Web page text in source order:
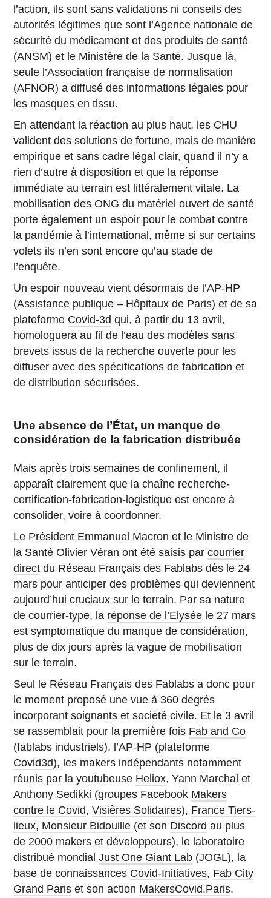
l’action, ils sont sans validations ni conseils des
autorités légitimes que sont l’Agence nationale de
sécurité du médicament et des produits de santé
(ANSM) et le Ministère de la Santé. Jusque là,
seule l’Association française de normalisation
(AFNOR) a diffusé des informations légales pour
les masques en tissu.
En attendant la réaction au plus haut, les CHU
valident des solutions de fortune, mais de manière
empirique et sans cadre légal clair, quand il n’y a
rien d’autre à disposition et que la réponse
immédiate au terrain est littéralement vitale. La
mobilisation des ONG du matériel ouvert de santé
porte également un espoir pour le combat contre
la pandémie à l’international, même si sur certains
volets ils n’en sont encore qu’au stade de
l’enquête.
Un espoir nouveau vient désormais de l’AP-HP
(Assistance publique – Hôpitaux de Paris) et de sa
plateforme Covid-3d qui, à partir du 13 avril,
homologuera au fil de l’eau des modèles sans
brevets issus de la recherche ouverte pour les
diffuser avec des spécifications de fabrication et
de distribution sécurisées.
Une absence de l’État, un manque de
considération de la fabrication distribuée
Mais après trois semaines de confinement, il
apparaît clairement que la chaîne recherche-
certification-fabrication-logistique est encore à
consolider, voire à coordonner.
Le Président Emmanuel Macron et le Ministre de
la Santé Olivier Véran ont été saisis parcourrier
direct du Réseau Français des Fablabs dès le 24
mars pour anticiper des problèmes qui deviennent
aujourd’hui cruciaux sur le terrain. Par sa nature
de courrier-type, la réponse de l’Elysée le 27 mars
est symptomatique du manque de considération,
plus de dix jours après la vague de mobilisation
sur le terrain.
Seul le Réseau Français des Fablabs a donc pour
le moment proposé une vue à 360 degrés
incorporant soignants et société civile. Et le 3 avril
se rassemblait pour la première fois Fab and Co
(fablabs industriels), l’AP-HP (plateforme
Covid3d), les makers indépendants notamment
réunis par la youtubeuse Heliox, Yann Marchal et
Anthony Sedikki (groupes Facebook Makers
contre le Covid,Visières Solidaires), France Tiers-
lieux, Monsieur Bidouille (et son Discord au plus
de 2000 makers et développeurs), le laboratoire
distribué mondialJust One Giant Lab (JOGL), la
base de connaissances Covid-Initiatives, Fab City
Grand Paris et son action MakersCovid.Paris.